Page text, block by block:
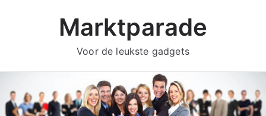
Marktparade
Voor de leukste gadgets